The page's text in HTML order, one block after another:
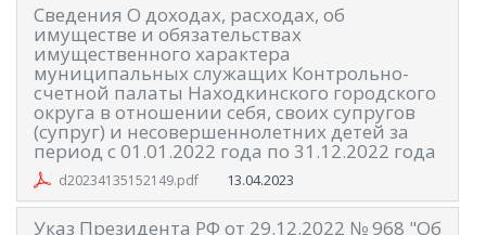
Сведения О доходах, расходах, об
имуществе и обязательствах
имущественного характера
муниципальных служащих Контрольно-
счетной палаты Находкинского городского
округа в отношении себя, своих супругов
(супруг) и несовершеннолетних детей за
период с 01.01.2022 года по 31.12.2022 года
d20234135152149.pdf 13.04.2023
Указ Президента РФ от 29.12.2022 № 968 "Об